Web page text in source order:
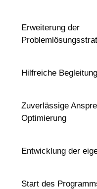
Erweiterung der
Hilfreiche
Zuverlässige
Optimierung
Entwicklung der
Start des